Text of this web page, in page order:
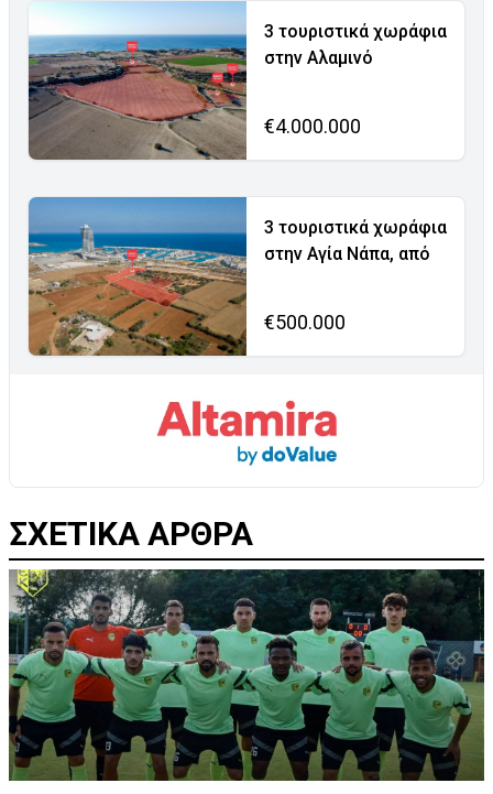
3 τουριστικά χωράφια
στην Αλαμινό
€4.000.000
3 τουριστικά χωράφια
στην Αγία Νάπα, από
€500.000
ΣΧΕΤΙΚΑ ΑΡΘΡΑ